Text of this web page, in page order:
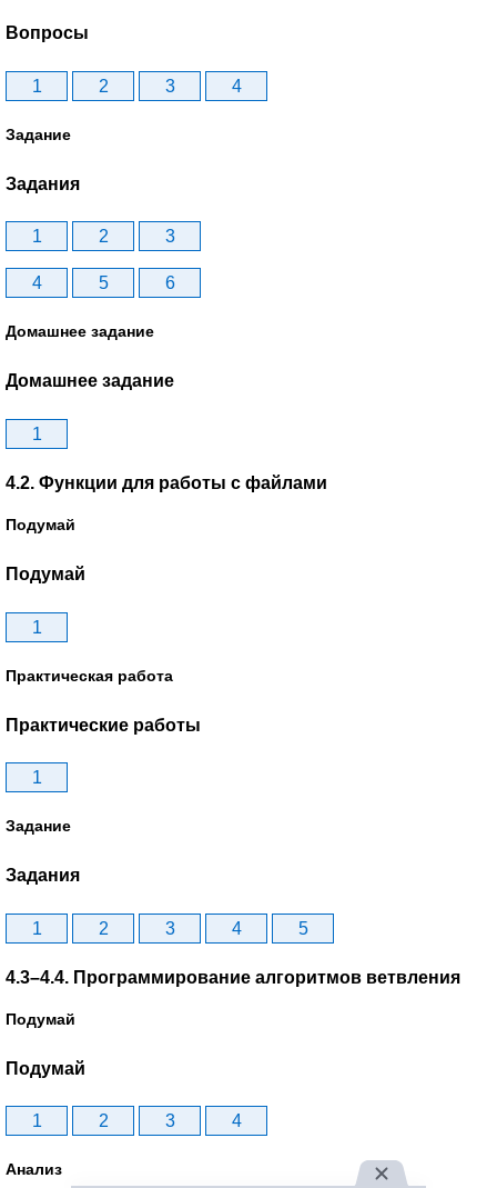
Вопросы
1 2 3 4
Задание
Задания
1 2 3
4 5 6
Домашнее задание
Домашнее задание
1
4.2. Функции для работы с файлами
Подумай
Подумай
1
Практическая работа
Практические работы
1
Задание
Задания
1 2 3 4 5
4.3–4.4. Программирование алгоритмов ветвления
Подумай
Подумай
1 2 3 4
Анализ